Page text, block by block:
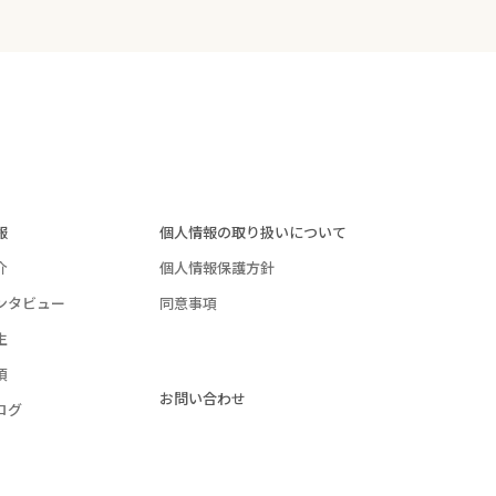
タビュー
グ
個人情報の取り扱いについて
個人情報保護方針
同意事項
お問い合わせ